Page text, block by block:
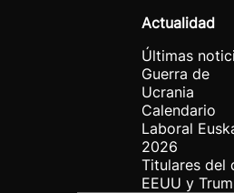
Actualidad
Últimas
Guerra de
Ucrania
Calendario
Laboral
2026
Titulares del
EEUU y